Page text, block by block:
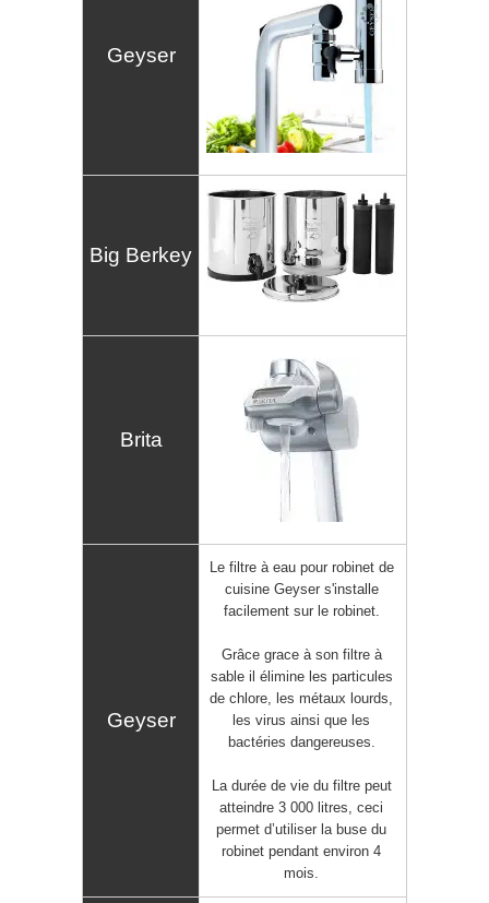
Le filtre à eau pour robinet de
cuisine Geysers'installe
facilement sur le robinet.
Grâce grace à son filtre à
sableil élimine les particules
de chlore, les métaux lourds,
les virus ainsi que les
bactéries dangereuses.
La durée de vie du filtrepeut
atteindre 3 000 litres, ceci
permet d’utiliser la buse du
robinet pendant environ 4
mois.